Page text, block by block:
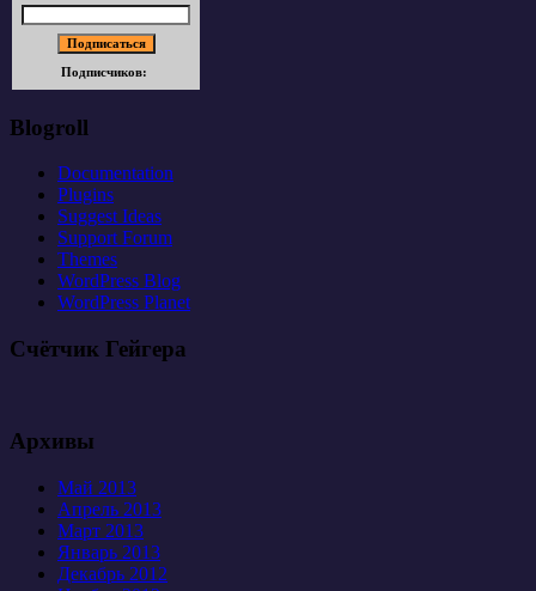
Подписчиков:
Blogroll
Documentation
Plugins
Suggest Ideas
Support Forum
Themes
WordPress Blog
WordPress Planet
Счётчик Гейгера
Архивы
Май 2013
Апрель 2013
Март 2013
Январь 2013
Декабрь 2012